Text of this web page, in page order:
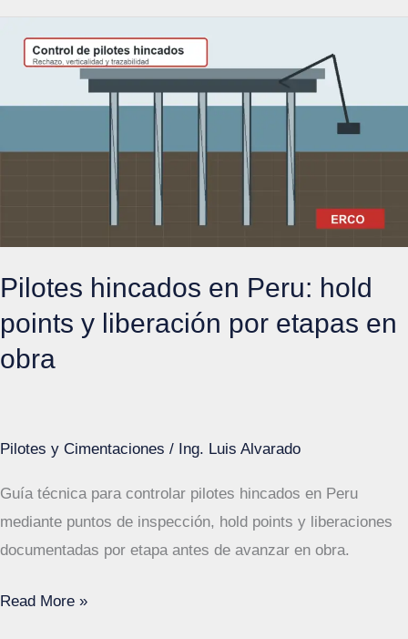
Pilotes hincados en Peru: hold
points y liberación por etapas en
obra
Pilotes y Cimentaciones / Ing. Luis Alvarado
Guía técnica para controlar pilotes hincados en Peru
mediante puntos de inspección, hold points y liberaciones
documentadas por etapa antes de avanzar en obra.
Pilotes
Read More »